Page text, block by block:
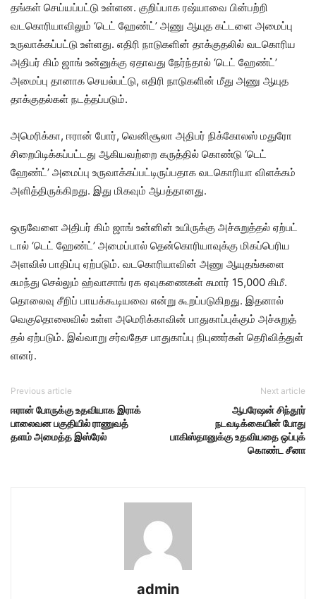
தங்​கள் செய்​யப்​பட்டு உள்​ளன. குறிப்​பாக ரஷ்​யாவை பின்​பற்றி
வடகொரி​யாவிலும் ‘டெட் ஹேண்ட்’ அணு ஆயுத கட்​டளை அமைப்பு
உரு​வாக்​கப்​பட்டு உள்​ளது. எதிரி நாடு​களின் தாக்​குதலில் வடகொரிய
அதிபர் கிம் ஜாங் உன்னுக்கு ஏதாவது நேர்ந்தால் ‘டெட் ஹேண்ட்’
அமைப்பு தானாக செயல்​பட்டு, எதிரி நாடு​களின் மீது அணு ஆயுத
தாக்​குதல்​கள் நடத்​தப்​படும்.
அமெரிக்​கா, ஈரான் போர், வெனிசூலா அதிபர் நிக்​கோலஸ் மதுரோ
சிறைபிடிக்​கப்​பட்​டது ஆகிய​வற்றை கருத்​தில் கொண்டு ‘டெட்
ஹேண்ட்’ அமைப்பு உரு​வாக்​கப்​பட்​டிருப்​ப​தாக வடகொரியா விளக்​கம்
அளித்​திருக்​கிறது. இது மிக​வும் ஆபத்தானது.
ஒரு​வேளை அதிபர் கிம் ஜாங் உன்​னின் உயிருக்கு அச்​சுறுத்​தல் ஏற்​பட்​
டால் ‘டெட் ஹேண்ட்’ அமைப்​பால் தென்​கொரி​யா​வுக்கு மிகப்​பெரிய
அளவில் பாதிப்பு ஏற்​படும். வடகொரி​யா​வின் அணு ஆயுதங்​களை
சுமந்து செல்​லும் ஹ்வா​சாங் ரக ஏவு​கணை​கள் சுமார் 15,000 கிமீ.
தொலைவு சீறிப் பாயக்​கூடியவை என்று கூறப்​படு​கிறது. இதனால்
வெகுதொலை​வில் உள்ள அமெரிக்​கா​வின் பாது​காப்​புக்​கும் அச்​சுறுத்​
தல் ஏற்​படும். இவ்​வாறு சர்​வ​தேச பாது​காப்​பு நிபுணர்​கள்​ தெரி​வித்​துள்​
ளனர்​.
Previous article
ஈரான் போருக்கு உதவியாக இராக்
பாலைவன பகுதியில் ராணுவத்
தளம் அமைத்த இஸ்ரேல்
Next article
ஆபரேஷன் சிந்தூர்
நடவடிக்கையின் போது
பாகிஸ்தானுக்கு உதவியதை ஒப்புக்
கொண்ட சீனா
admin